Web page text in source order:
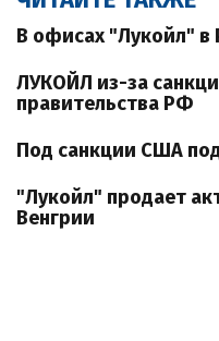
В офисах "Лукойл"
ЛУКОЙЛ из-за
правительства РФ
Под санкции США
"Лукойл" продает
Венгрии